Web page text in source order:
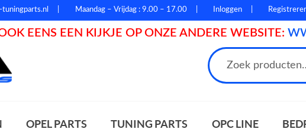
tuningparts.nl Maandag – Vrijdag : 9.00 – 17.00 Inloggen
EENS EEN KIJKJE OP ONZE ANDERE WEBSITE:
OPEL PARTS TUNING PARTS OPC LINE